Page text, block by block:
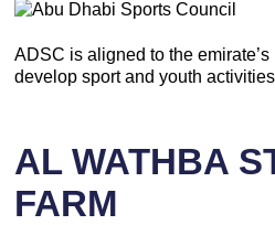
ADSC is aligned to the
develop sport and youth
AL WATHBA
FARM